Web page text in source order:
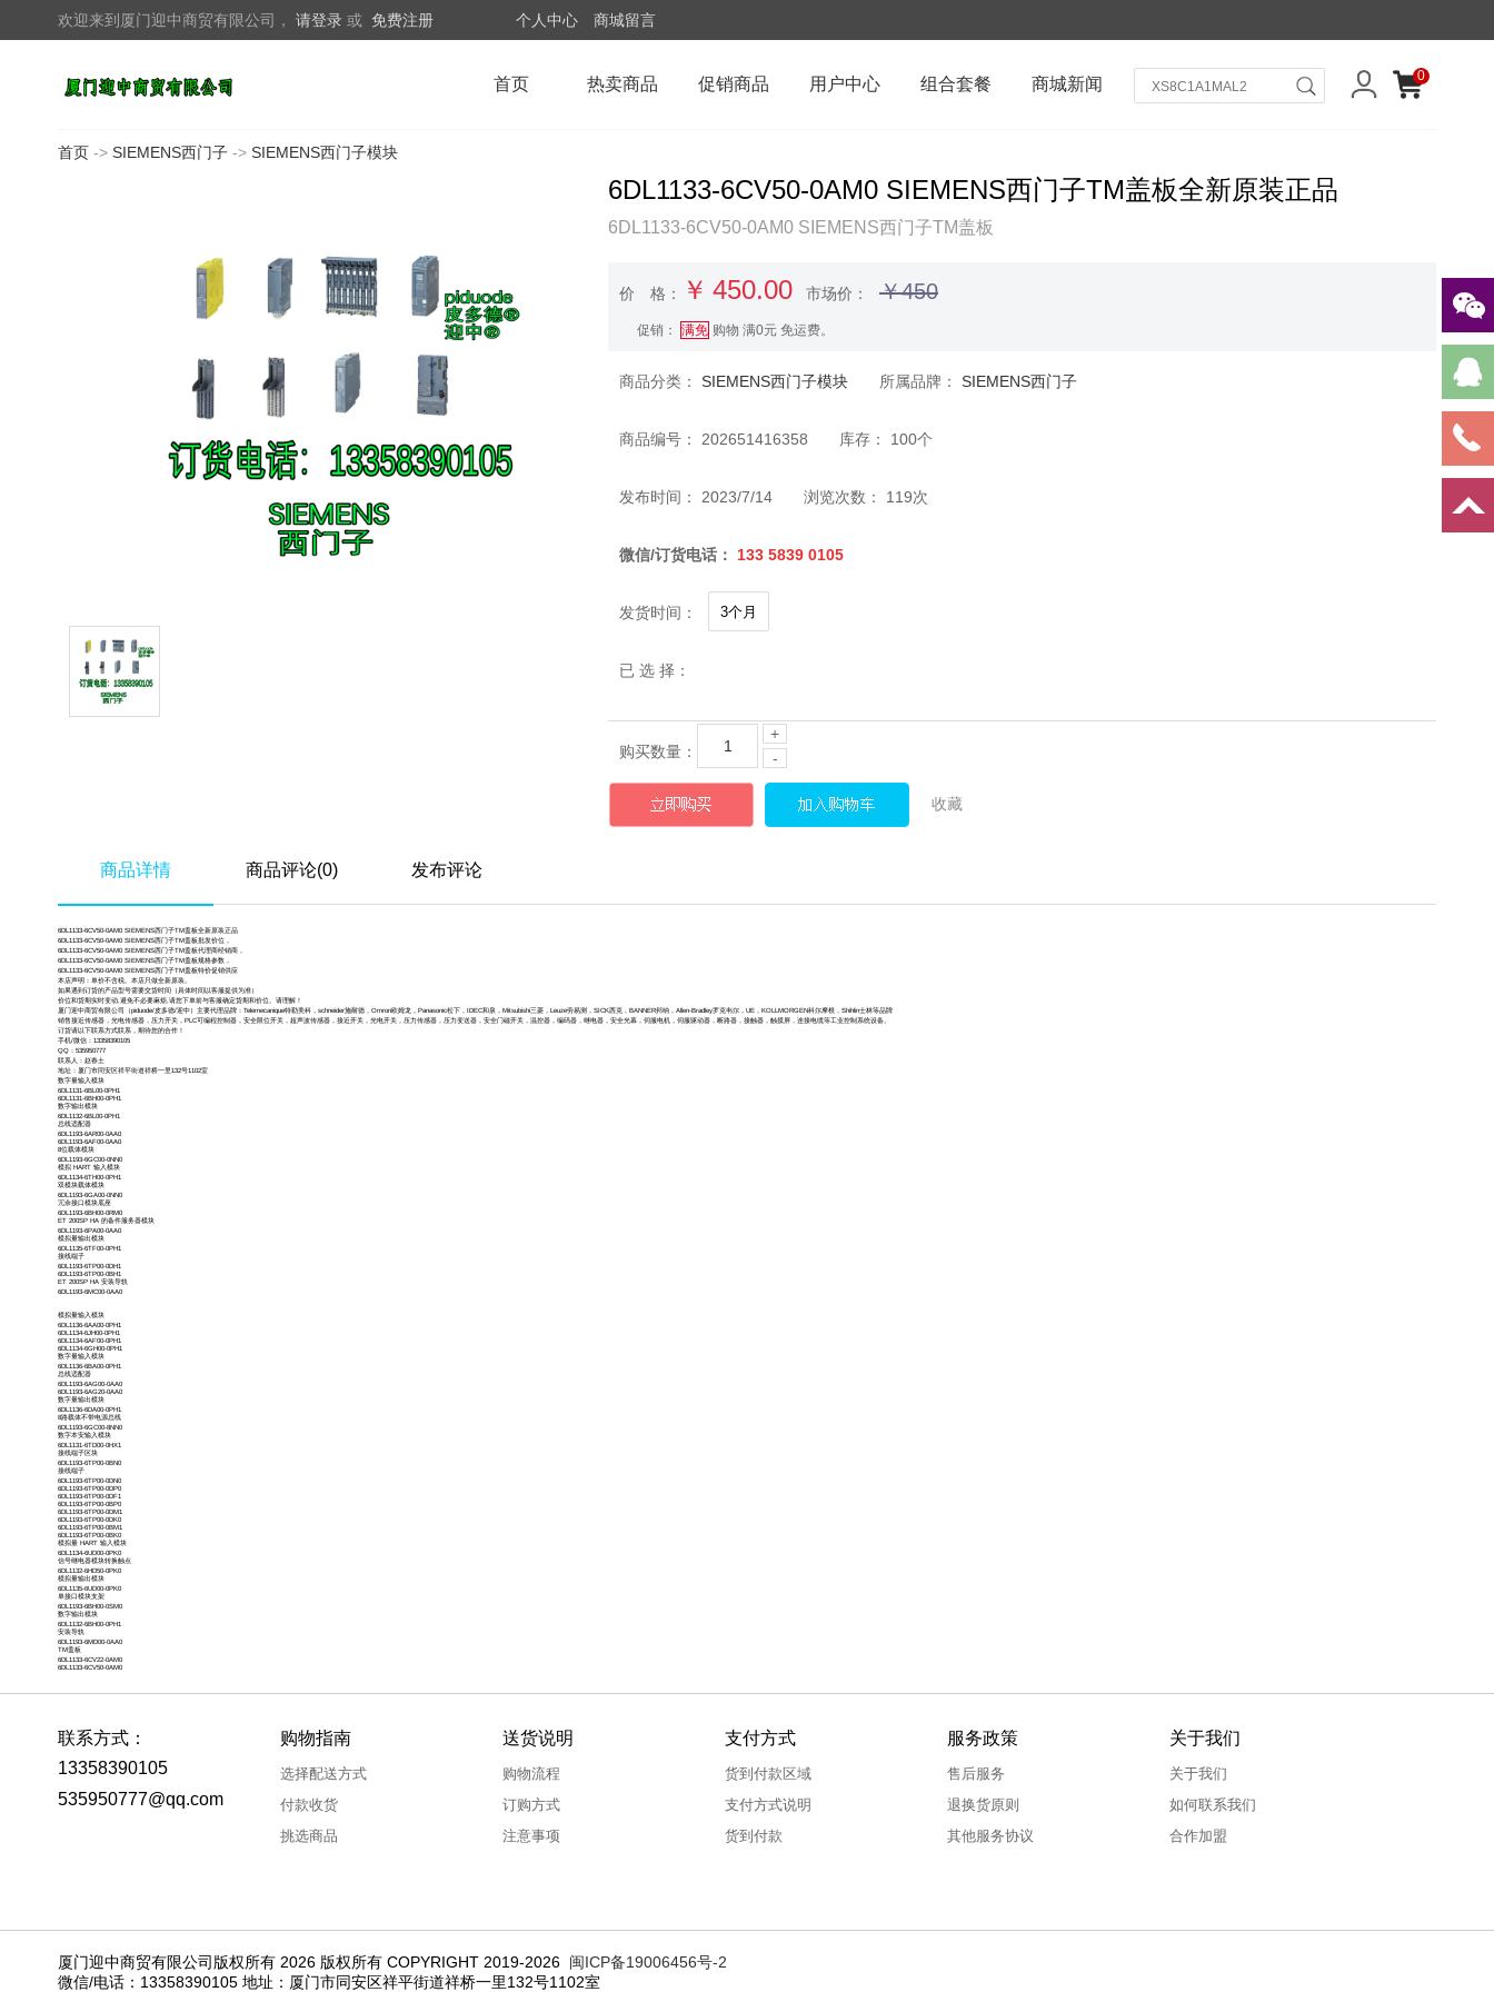
欢迎来到厦门迎中商贸有限公司， 请登录 或 免费注册 个人中心 商城留言
0
首页 热卖商品 促销商品 用户中心 组合套餐 商城新闻
首页 -> SIEMENS西门子 -> SIEMENS西门子模块
6DL1133-6CV50-0AM0 SIEMENS西门子TM盖板全新原装正品
6DL1133-6CV50-0AM0 SIEMENS西门子TM盖板
价 格： ￥ 450.00 市场价： ￥450
促销： 满免 购物 满0元 免运费。
商品分类： SIEMENS西门子模块 所属品牌： SIEMENS西门子
商品编号： 202651416358 库存： 100个
发布时间： 2023/7/14 浏览次数： 119次
微信/订货电话： 133 5839 0105
发货时间：
已 选 择：
购买数量：
+
-
收藏
商品详情 商品评论(0) 发布评论
6DL1133-6CV50-0AM0 SIEMENS西门子TM盖板全新原装正品
6DL1133-6CV50-0AM0 SIEMENS西门子TM盖板批发价位，
6DL1133-6CV50-0AM0 SIEMENS西门子TM盖板代理商经销商，
6DL1133-6CV50-0AM0 SIEMENS西门子TM盖板规格参数，
6DL1133-6CV50-0AM0 SIEMENS西门子TM盖板特价促销供应
本店声明：单价不含税。本店只做全新原装。
如果遇到订货的产品型号需要交货时间（具体时间以客服提供为准）
价位和货期实时变动,避免不必要麻烦,请您下单前与客服确定货期和价位。请理解！
厦门迎中商贸有限公司（piduode/皮多德/迎中）主要代理品牌：Telemecanique特勒美科，schneider施耐德，Omron欧姆龙，Panasonic松下，IDEC和泉，Mitsubishi三菱，Leuze劳易测，SICK西克，BANNER邦纳，Allen-Bradley罗克韦尔，UE，KOLLMORGEN科尔摩根，Shihlin士林等品牌
销售接近传感器，光电传感器，压力开关，PLC可编程控制器，安全限位开关，超声波传感器，接近开关，光电开关，压力传感器，压力变送器，安全门磁开关，温控器，编码器，继电器，安全光幕，伺服电机，伺服驱动器，断路器，接触器，触摸屏，连接电缆等工业控制系统设备。
订货请以下联系方式联系，期待您的合作！
手机/微信：13358390105
QQ：535950777
联系人：赵春土
地址：厦门市同安区祥平街道祥桥一里132号1102室
数字量输入模块
6DL1131-6BL00-0PH1
6DL1131-6BH00-0PH1
数字输出模块
6DL1132-6BL00-0PH1
总线适配器
6DL1193-6AR00-0AA0
6DL1193-6AF00-0AA0
8位载体模块
6DL1193-6GC00-0NN0
模拟 HART 输入模块
6DL1134-6TH00-0PH1
双模块载体模块
6DL1193-6GA00-0NN0
冗余接口模块底座
6DL1193-6BH00-0RM0
ET 200SP HA 的备件服务器模块
6DL1193-6PA00-0AA0
模拟量输出模块
6DL1135-6TF00-0PH1
接线端子
6DL1193-6TP00-0DH1
6DL1193-6TP00-0BH1
ET 200SP HA 安装导轨
6DL1193-6MC00-0AA0
模拟量输入模块
6DL1136-6AA00-0PH1
6DL1134-6JH00-0PH1
6DL1134-6AF00-0PH1
6DL1134-6GH00-0PH1
数字量输入模块
6DL1136-6BA00-0PH1
总线适配器
6DL1193-6AG00-0AA0
6DL1193-6AG20-0AA0
数字量输出模块
6DL1136-6DA00-0PH1
8路载体不带电源总线
6DL1193-6GC00-8NN0
数字本安输入模块
6DL1131-6TD00-0HX1
接线端子区块
6DL1193-6TP00-0BN0
接线端子
6DL1193-6TP00-0DN0
6DL1193-6TP00-0DP0
6DL1193-6TP00-0DF1
6DL1193-6TP00-0BP0
6DL1193-6TP00-0DM1
6DL1193-6TP00-0DK0
6DL1193-6TP00-0BM1
6DL1193-6TP00-0BK0
模拟量 HART 输入模块
6DL1134-6UD00-0PK0
信号继电器模块转换触点
6DL1132-6HD50-0PK0
模拟量输出模块
6DL1135-6UD00-0PK0
单接口模块支架
6DL1193-6BH00-0SM0
数字输出模块
6DL1132-6BH00-0PH1
安装导轨
6DL1193-6MD00-0AA0
TM盖板
6DL1133-6CV22-0AM0
6DL1133-6CV50-0AM0
联系方式：
13358390105
535950777@qq.com
购物指南
选择配送方式
付款收货
挑选商品
送货说明
购物流程
订购方式
注意事项
支付方式
货到付款区域
支付方式说明
货到付款
服务政策
售后服务
退换货原则
其他服务协议
关于我们
关于我们
如何联系我们
合作加盟
厦门迎中商贸有限公司版权所有 2026 版权所有 COPYRIGHT 2019-2026 闽ICP备19006456号-2
微信/电话：13358390105 地址：厦门市同安区祥平街道祥桥一里132号1102室